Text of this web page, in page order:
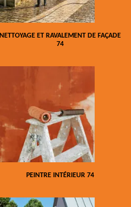
NETTOYAGE ET RAVALEMENT DE FAÇADE
74
PEINTRE INTÉRIEUR 74